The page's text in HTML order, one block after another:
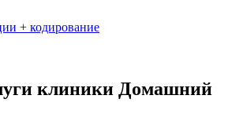
+ кодирование
клиники Домашний